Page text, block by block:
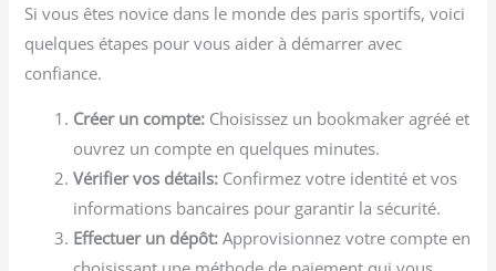
Si vous êtes novice dans le monde des paris sportifs, voici
quelques étapes pour vous aider à démarrer avec
confiance.
Créer un compte: Choisissez un bookmaker agréé et
ouvrez un compte en quelques minutes.
Vérifier vos détails: Confirmez votre identité et vos
informations bancaires pour garantir la sécurité.
Effectuer un dépôt: Approvisionnez votre compte en